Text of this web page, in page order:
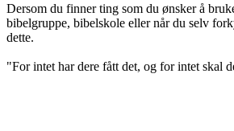
Dersom du finner ting som du ønsker å
bibelgruppe, bibelskole eller når du selv
dette.
"For intet har dere fått det, og for intet skal